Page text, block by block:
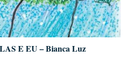
E EU – Bianca Luz